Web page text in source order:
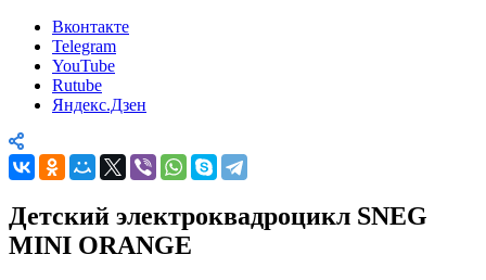
Вконтакте
Telegram
YouTube
Rutube
Яндекс.Дзен
Детский электроквадроцикл SNEG
MINI ORANGE